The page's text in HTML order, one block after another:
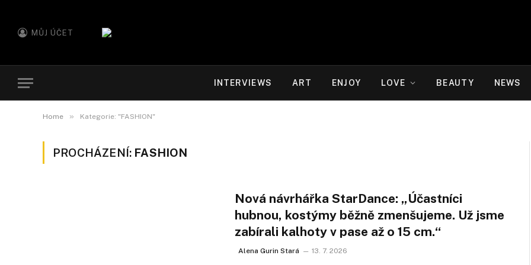
MŮJ ÚČET
INTERVIEWS ART ENJOY LOVE BEAUTY NEWS
Home » Kategorie: "FASHION"
PROCHÁZENÍ: FASHION
Nová návrhářka StarDance: „Účastníci
hubnou, kostýmy běžně zmenšujeme. Už jsme
zabírali kalhoty v pase až o 15 cm.“
Alena Gurin Stará 13. 7. 2026